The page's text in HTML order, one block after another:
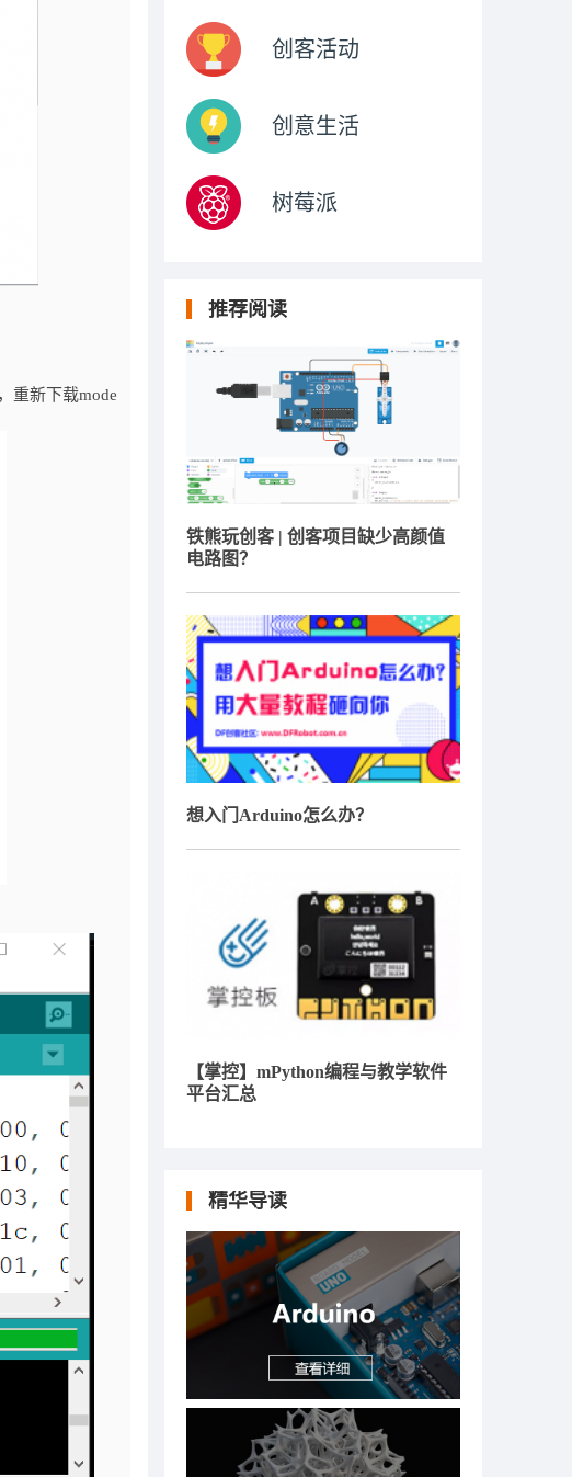
重新下载mode
创客活动
创意生活
树莓派
推荐阅读
铁熊玩创客 | 创客项目缺少高颜值
电路图？
想入门Arduino怎么办？
【掌控】mPython编程与教学软件
平台汇总
精华导读